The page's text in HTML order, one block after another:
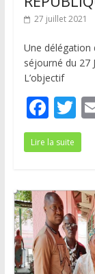
27 juillet 2021
Une délégation
séjourné du 27
L’objectif
F
ac
e
o
o
k
T
w
itt
Lire la suite